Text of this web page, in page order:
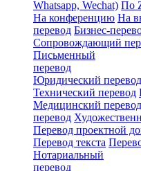
Whatsapp, Wechat) По
На конференцию На
перевод Бизнес-
Сопровождающий
Письменный
перевод
Юридический перевод
Технический перевод
Медицинский перевод
перевод
Перевод проектной
Перевод текста
Нотариальный
перевод